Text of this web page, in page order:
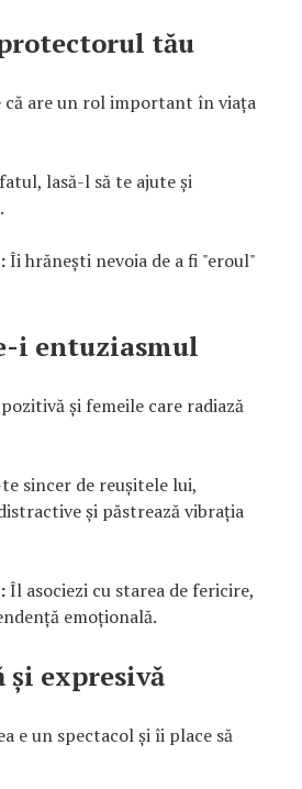
tău
că are un rol important în viața
lasă-l să te ajute și
Îi hrănești nevoia de a fi "eroul"
i entuziasmul
și femeile care radiază
sincer de reușitele lui,
și păstrează vibrația
Îl asociezi cu starea de fericire,
emoțională.
și expresivă
e un spectacol și îi place să